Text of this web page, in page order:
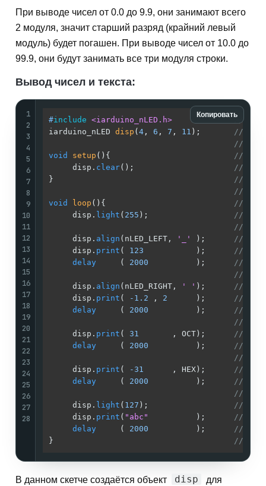
При выводе чисел от 0.0 до 9.9, они занимают всего
2 модуля, значит старший разряд (крайний левый
модуль) будет погашен. При выводе чисел от 10.0 до
99.9, они будут занимать все три модуля строки.
Вывод чисел и текста:
Копировать
1
2
3
4
5
6
7
8
9
10
11
12
13
14
15
16
17
18
19
20
21
22
23
24
25
26
27
28
#include <iarduino_nLED.h>
//
iarduino_nLED disp (4 , 6 , 7 , 11 ) ;
//
//
void
setup () {
//
     disp.
clear();
//
}
//
//
void
loop () {
//
     disp.
light ( 255 );
//
//
     disp.
align (nLED_LEFT, '_' );
//
     disp.
print ( 123
           );
//
delay
     (
2000
          );
//
//
     disp.
align (nLED_RIGHT, ' ' );
//
     disp.
print ( -1.2 , 2
      );
//
delay
     (
2000
          );
//
//
     disp.
print ( 31
       , OCT);
//
delay
     (
2000
          );
//
//
     disp.
print ( -31
      , HEX);
//
delay
     (
2000
          );
//
//
     disp.
light ( 127 );
//
     disp.
print ( "abc"
          );
//
delay
     (
2000
          );
//
}
//
В данном скетче создаётся объект disp
для